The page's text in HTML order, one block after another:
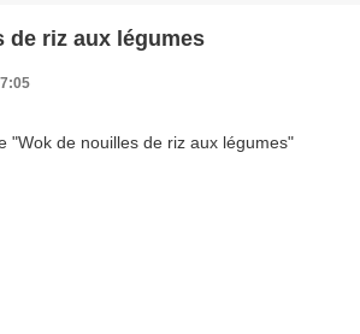
de riz aux légumes